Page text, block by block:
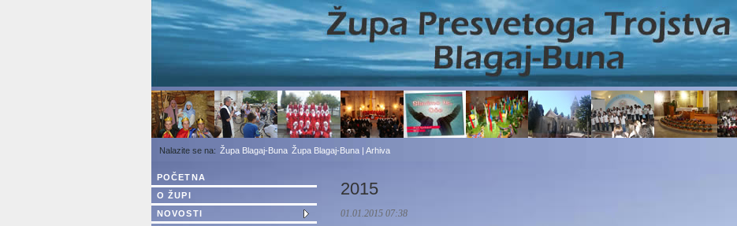
Župa Blagaj-Buna Župa Blagaj-Buna | Arhiva
2015
01.01.2015 07:38
POČETNA
O ŽUPI
NOVOSTI